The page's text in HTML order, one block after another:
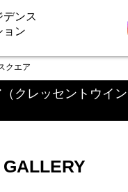
デンス
ョン
クエア
（クレッセントウイ